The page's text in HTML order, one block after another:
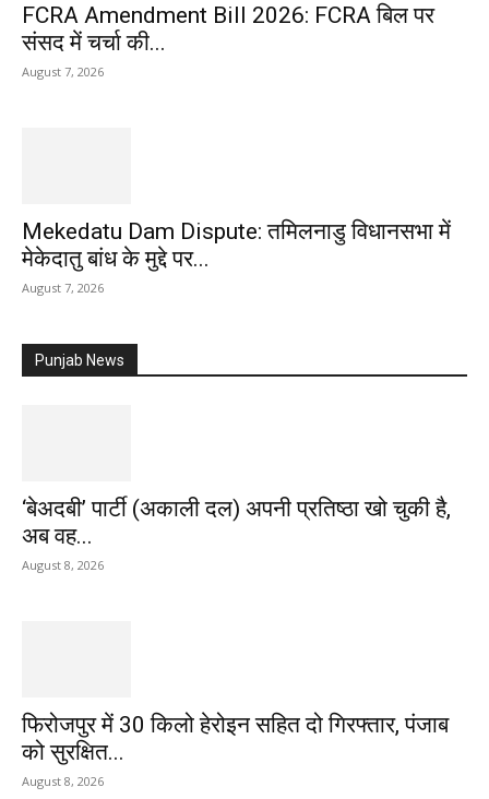
FCRA Amendment Bill 2026: FCRA बिल पर
संसद में चर्चा की...
August 7, 2026
Mekedatu Dam Dispute: तमिलनाडु विधानसभा में
मेकेदातु बांध के मुद्दे पर...
August 7, 2026
Punjab News
‘बेअदबी’ पार्टी (अकाली दल) अपनी प्रतिष्ठा खो चुकी है,
अब वह...
August 8, 2026
फिरोजपुर में 30 किलो हेरोइन सहित दो गिरफ्तार, पंजाब
को सुरक्षित...
August 8, 2026